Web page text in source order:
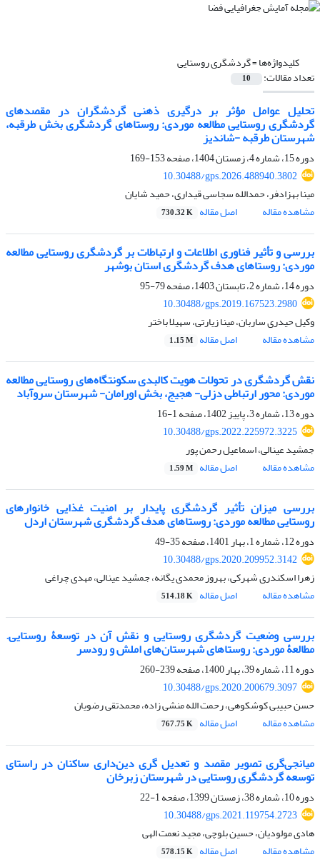
کلیدواژه‌ها =گردشگری روستایی
تعداد مقالات: 10
تحلیل عوامل مؤثر بر درگیری ذهنی گردشگران در مقصدهای
گردشگری روستایی مطالعه موردی: روستاهای گردشگری بخش طرقبه،
شهرستان طرقبه -شاندیز
دوره 15، شماره 4، زمستان 1404، صفحه
153-169
10.30488/gps.2026.488940.3802
مینا بهزادفر، حمدالله سجاسی قیداری، حمید شایان
مشاهده مقاله
اصل مقاله 730.32 K
بررسی و تأثیر فناوری اطلاعات و ارتباطات بر گردشگری روستایی مطالعه
موردی: روستاهای هدف گردشگری استان بوشهر
دوره 14، شماره 2، تابستان 1403، صفحه
79-95
10.30488/gps.2019.167523.2980
وکیل حیدری ساربان، مینا زیارتی، سهیلا باختر
مشاهده مقاله
اصل مقاله 1.15 M
نقش گردشگری در تحولات هویت کالبدی سکونتگاه‌های روستایی مطالعه
موردی: محور ارتباطی دزلی- هجیج، بخش اورامان- شهرستان سروآباد
دوره 13، شماره 3، پاییز 1402، صفحه
1-16
10.30488/gps.2022.225972.3225
جمشید عینالی، اسماعیل رحمن پور
مشاهده مقاله
اصل مقاله 1.59 M
بررسی میزان تأثیر گردشگری پایدار بر امنیت غذایی خانوارهای
روستایی مطالعه موردی: روستاهای هدف گردشگری شهرستان اردل
دوره 12، شماره 1، بهار 1401، صفحه
35-49
10.30488/gps.2020.209952.3142
زهرا اسکندری شهرکی، بهروز محمدی یگانه، جمشید عینالی، مهدی چراغی
مشاهده مقاله
اصل مقاله 514.18 K
بررسی وضعیت گردشگری روستایی و نقش آن در توسعۀ روستایی.
مطالعۀ موردی: روستاهای شهرستان‌های املش و رودسر
دوره 11، شماره 39، بهار 1400، صفحه
239-260
10.30488/gps.2020.200679.3097
حسن حبیبی کوشکوهی، رحمت الله منشی زاده، محمدتقی رضویان
مشاهده مقاله
اصل مقاله 767.75 K
میانجی‌گری تصویر مقصد و تعدیل گری دین‌داری ساکنان در راستای
توسعه گردشگری روستایی در شهرستان زبرخان
دوره 10، شماره 38، زمستان 1399، صفحه
1-22
10.30488/gps.2021.119754.2723
هادی مولودیان، حسین بلوچی، مجید نعمت الهی
مشاهده مقاله
اصل مقاله 578.15 K